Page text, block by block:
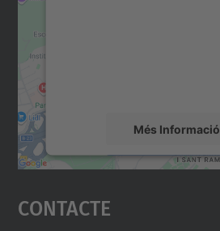
Més Informació
Accepta
powered by
Contacte